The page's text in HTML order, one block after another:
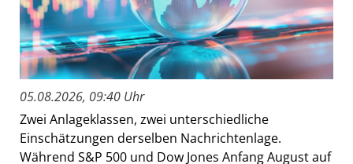
05.08.2026, 09:40 Uhr
Zwei Anlageklassen, zwei unterschiedliche
Einschätzungen derselben Nachrichtenlage.
Während S&P 500 und Dow Jones Anfang August auf